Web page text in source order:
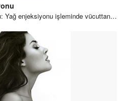
Yağ enjeksiyonu işleminde vücuttan…